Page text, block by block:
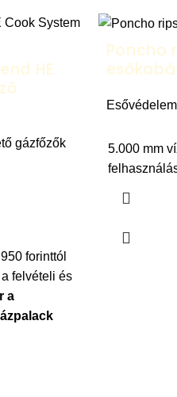
HE
gázfőzők
forinttól
felvételi és
a
Poncho
Esővédelem
5.000 mm